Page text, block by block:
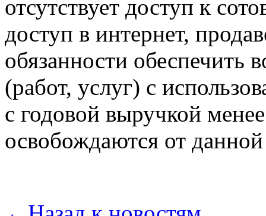
отсутствует доступ к
доступ в интернет,
обязанности обеспечить
(работ, услуг) с
с годовой выручкой
освобождаются от